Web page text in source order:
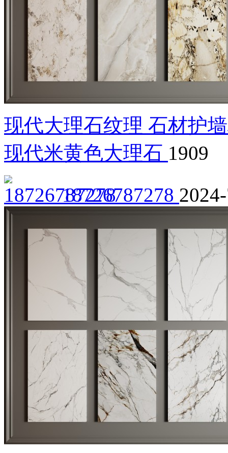
现代大理石纹理 石材护
现代米黄色大理石 1909
18726787278